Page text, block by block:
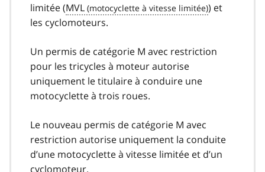
limitée (MVL
) et
les cyclomoteurs.
Un permis de catégorie M avec restriction
pour les tricycles à moteur autorise
uniquement le titulaire à conduire une
motocyclette à trois roues.
Le nouveau permis de catégorie M avec
restriction autorise uniquement la conduite
d’une motocyclette à vitesse limitée et d’un
cyclomoteur.